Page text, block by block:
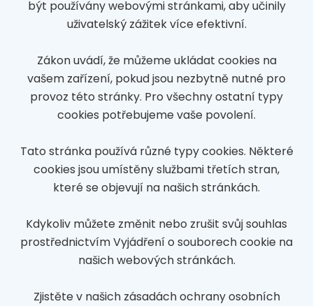
být používány webovými stránkami, aby učinily
uživatelský zážitek více efektivní.
Zákon uvádí, že můžeme ukládat cookies na
vašem zařízení, pokud jsou nezbytně nutné pro
provoz této stránky. Pro všechny ostatní typy
cookies potřebujeme vaše povolení.
Tato stránka používá různé typy cookies. Některé
cookies jsou umístěny službami třetích stran,
které se objevují na našich stránkách.
Kdykoliv můžete změnit nebo zrušit svůj souhlas
prostřednictvím Vyjádření o souborech cookie na
našich webových stránkách.
Zjistěte v našich zásadách ochrany osobních